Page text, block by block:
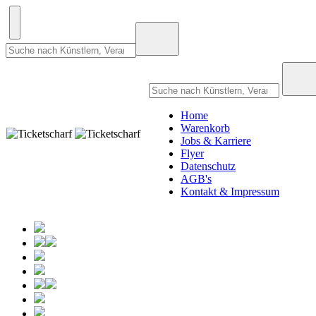
Home
Warenkorb
Jobs & Karriere
Flyer
Datenschutz
AGB's
Kontakt & Impressum